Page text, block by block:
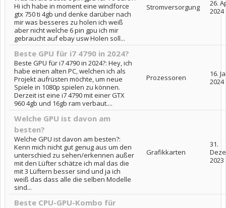
Hi ich habe in moment eine windforce
gtx 750 ti 4gb und denke darüber nach
mir was besseres zu holen ich weiß
aber nicht welche 6 pin gpu ich mir
gebraucht auf ebay usw Holen soll...
Stromversorgung
26.
2024
Beste GPU für i7 4790 in 2024?
Beste GPU für i7 4790 in 2024?: Hey, ich
habe einen alten PC, welchen ich als
Projekt aufrüsten möchte, um neue
Spiele in 1080p spielen zu können.
Derzeit ist eine i7 4790 mit einer GTX
960 4gb und 16gb ram verbaut....
Prozessoren
16.
2024
Welche GPU ist davon am
besten?
Welche GPU ist davon am besten?:
Kenn mich nicht gut genug aus um den
unterschied zu sehen/erkennen außer
mit den Lüfter schätze ich mal das die
mit 3 Lüftern besser sind und ja ich
weiß das dass alle die selben Modelle
sind...
Grafikkarten
31.
2023
Beste CPU-GPU-Kombo für